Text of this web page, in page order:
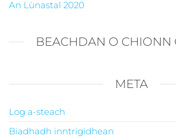
An Lùnastal 2020
BEACHDAN O CHIONN
META
Log a-steach
Biadhadh inntrigidhean